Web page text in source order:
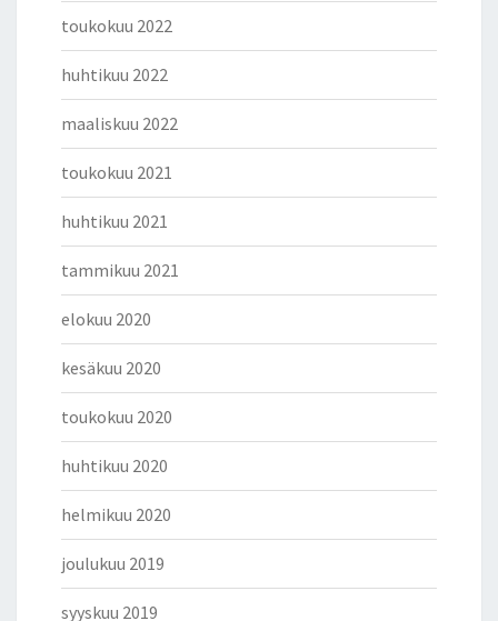
toukokuu 2022
huhtikuu 2022
maaliskuu 2022
toukokuu 2021
huhtikuu 2021
tammikuu 2021
elokuu 2020
kesäkuu 2020
toukokuu 2020
huhtikuu 2020
helmikuu 2020
joulukuu 2019
syyskuu 2019